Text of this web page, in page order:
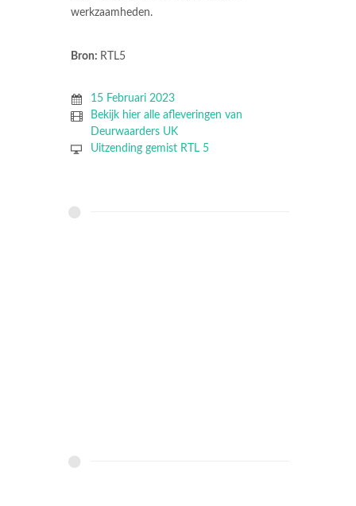
werkzaamheden.
Bron: RTL5
15 Februari 2023
Bekijk hier alle afleveringen van
Deurwaarders UK
Uitzending gemist RTL 5